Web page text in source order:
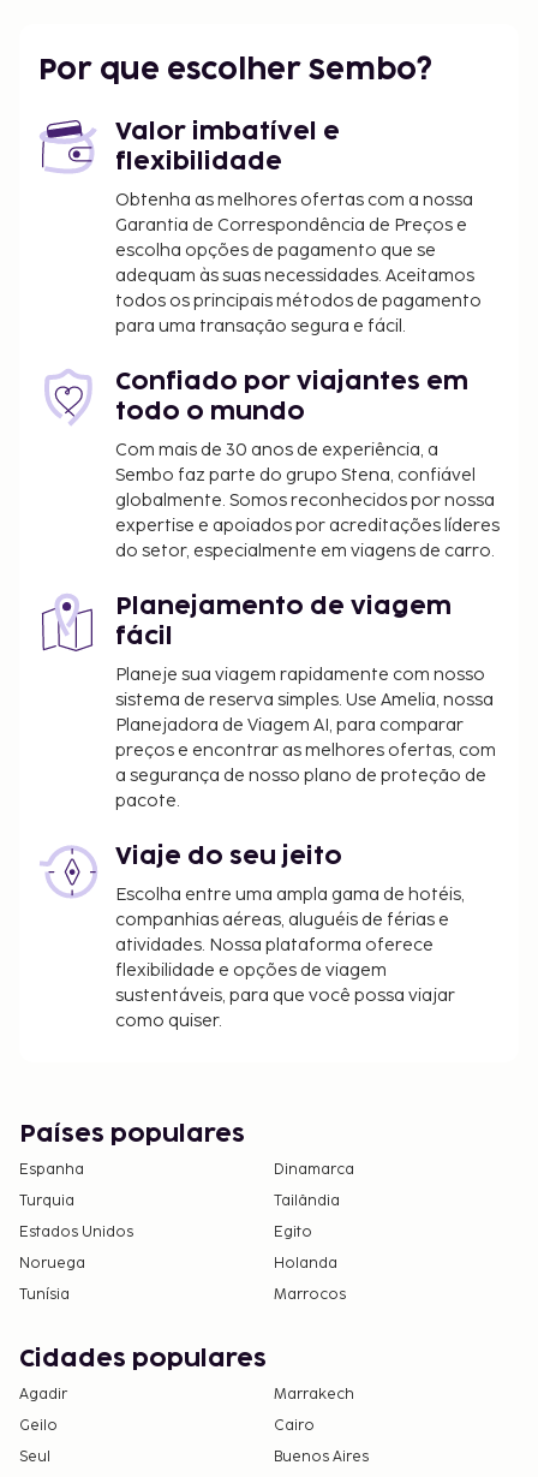
Rua Antiga de Qinghefang - 5 km/3,1 mi
Primeiro Hospital Afiliado da Universidade de
Zhejiang - 5 km/3,1 mi
O aeroporto principal mais próximo é o de
Hangzhou (HGH-Aeroporto Internacional de
Xiaoshan) - 26,3 km/16,3 mi
As principais comodidades incluem Check-in rápido,
registo de saída rápido e um serviço de limpeza a
seco. Não perca as várias atividades recreativas e
de entretimento ao seu dispor, incluindo uma sala
de fitness. O espaço oferece ainda Wi-fi grátis e
serviços de concierge. Para recarregar baterias,
dirija-se ao restaurante dJOYA Hangzhou Qianjiang
New Town. O hotel serve pequenos-almoços buffet
diariamente entre as 6:30 e as 10:30 mediante uma
sobretaxa. A classificação do alojamento, fornecida
pelo nosso sistema de classificação, tem por base
serviços.
O alojamento irá solicitar-lhe o pagamento dos
seguintes custos. Podem incluir os impostos
aplicáveis:
O depósito deverá ser pago por transferência
bancária no prazo de 24 horas após a
confirmação da reserva.
Incluímos todas as taxas que o alojamento nos
comunicou.
Tarifa de pequeno-almoço buffet: 158 CNY por
adulto e 79 CNY por criança (valores
aproximados)
A lista anterior pode não estar completa. As taxas e
Por que escolher Sembo?
Valor imbatível e
flexibilidade
Obtenha as melhores ofertas com a nossa
Garantia de Correspondência de Preços e
escolha opções de pagamento que se
adequam às suas necessidades. Aceitamos
todos os principais métodos de pagamento
para uma transação segura e fácil.
Confiado por viajantes em
todo o mundo
Com mais de 30 anos de experiência, a
Sembo faz parte do grupo Stena, confiável
globalmente. Somos reconhecidos por nossa
expertise e apoiados por acreditações líderes
do setor, especialmente em viagens de carro.
Planejamento de viagem
fácil
Planeje sua viagem rapidamente com nosso
sistema de reserva simples. Use Amelia, nossa
Planejadora de Viagem AI, para comparar
preços e encontrar as melhores ofertas, com
a segurança de nosso plano de proteção de
pacote.
Viaje do seu jeito
Escolha entre uma ampla gama de hotéis,
companhias aéreas, aluguéis de férias e
atividades. Nossa plataforma oferece
flexibilidade e opções de viagem
sustentáveis, para que você possa viajar
como quiser.
Países populares
Espanha
Dinamarca
Turquia
Tailândia
Estados Unidos
Egito
Noruega
Holanda
Tunísia
Marrocos
Cidades populares
Agadir
Marrakech
Geilo
Cairo
Seul
Buenos Aires